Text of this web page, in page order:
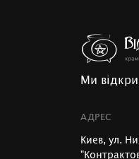
Ми
АДРЕС
Киев, ул.